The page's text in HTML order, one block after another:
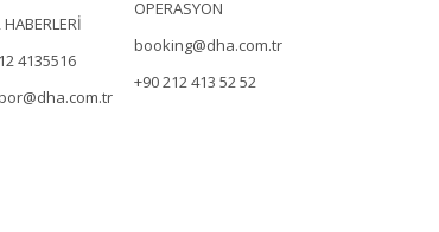
4135516
OPERASYON
booking@dha.com.tr
+90 212 413 52 52